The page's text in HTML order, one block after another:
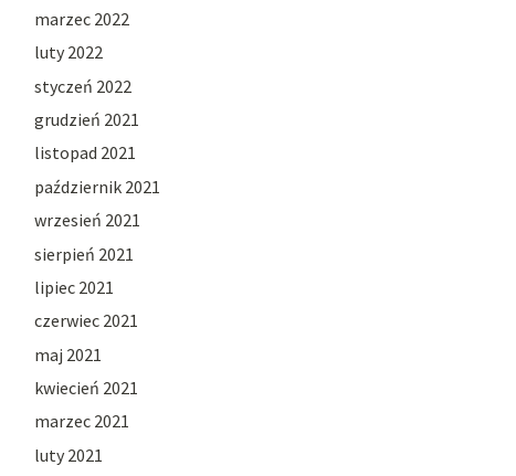
marzec 2022
luty 2022
styczeń 2022
grudzień 2021
listopad 2021
październik 2021
wrzesień 2021
sierpień 2021
lipiec 2021
czerwiec 2021
maj 2021
kwiecień 2021
marzec 2021
luty 2021